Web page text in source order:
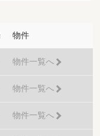
物件
物件一覧へ
物件一覧へ
物件一覧へ